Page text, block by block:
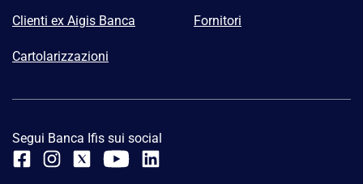
Clienti ex Aigis Banca Fornitori
Cartolarizzazioni
Segui Banca Ifis sui social